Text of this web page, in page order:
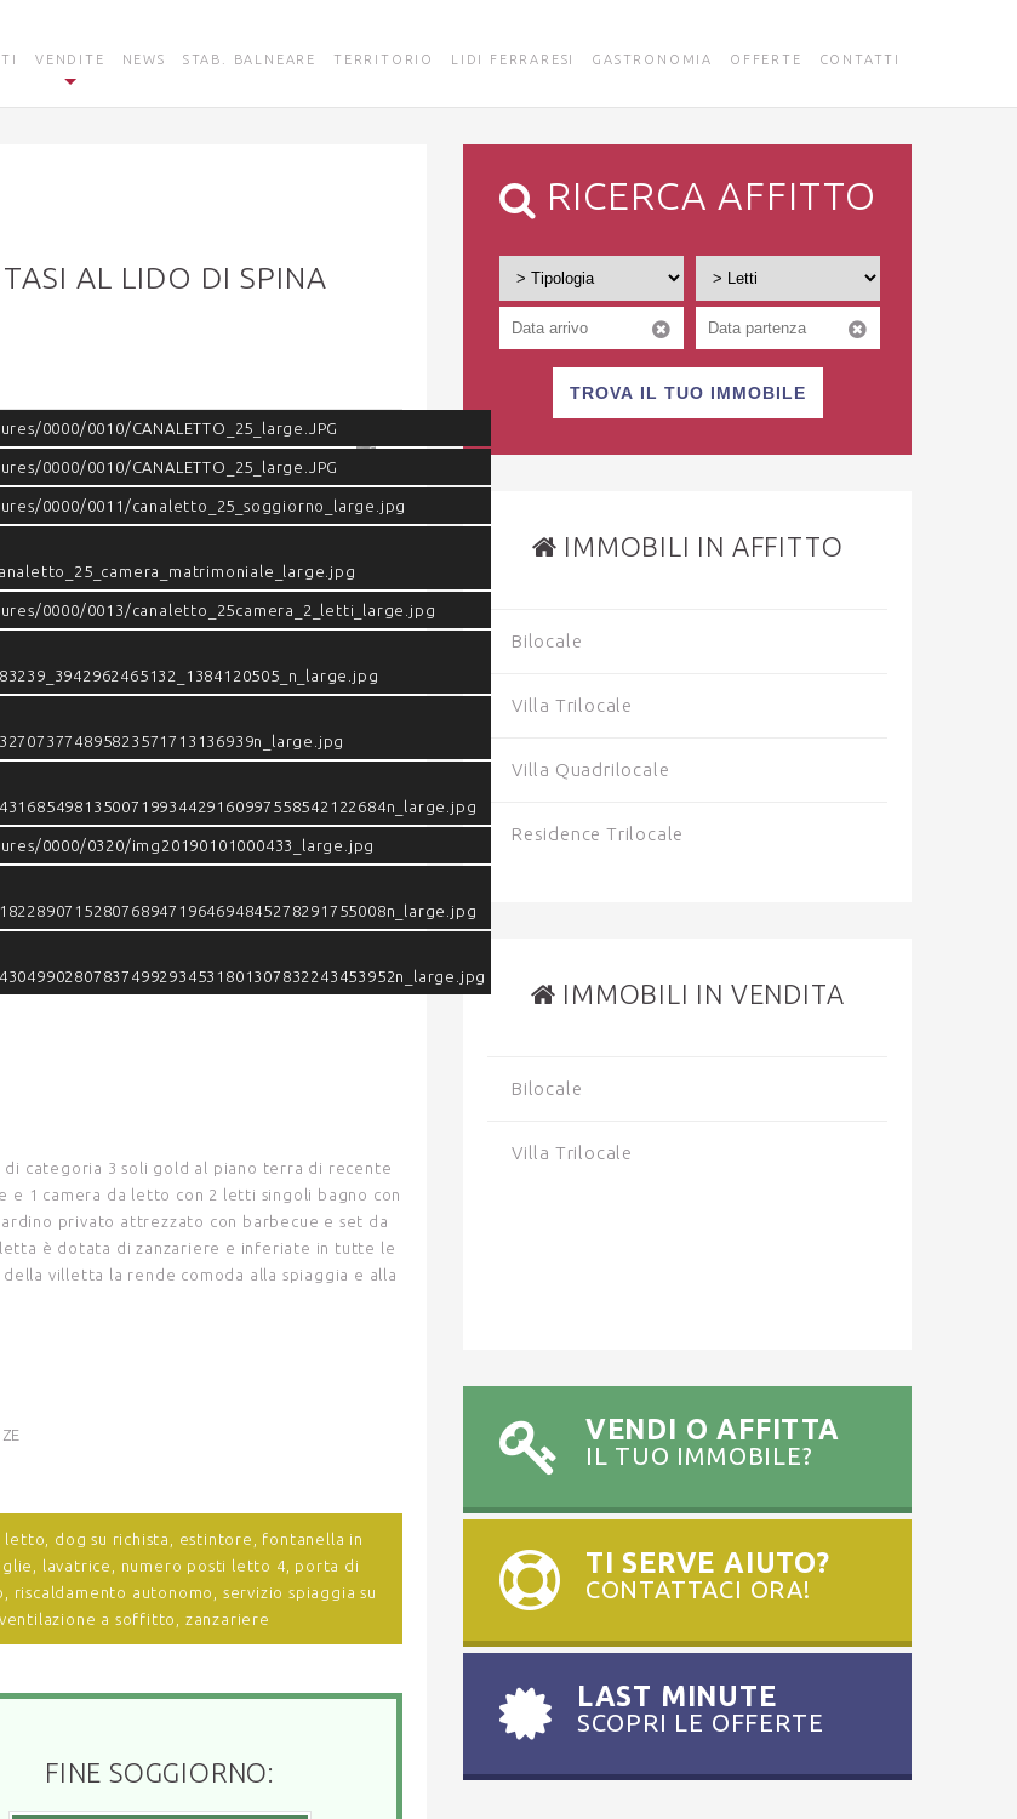
VENDITE NEWS STAB. BALNEARE TERRITORIO LIDI FERRARESI GASTRONOMIA OFFERTE CONTATTI
AL LIDO DI SPINA
0000/0010/CANALETTO_25_large.JPG
0000/0010/CANALETTO_25_large.JPG
0000/0011/canaletto_25_soggiorno_large.jpg
0000/0013/canaletto_25camera_2_letti_large.jpg
0000/0320/img20190101000433_large.jpg
categoria 3 soli gold al piano terra di recente
1 camera da letto con 2 letti singoli bagno con
privato attrezzato con barbecue e set da
è dotata di zanzariere e inferiate in tutte le
villetta la rende comoda alla spiaggia e alla
letto, dog su richista, estintore, fontanella in
lavatrice, numero posti letto 4, porta di
riscaldamento autonomo, servizio spiaggia su
ventilazione a soffitto, zanzariere
FINE SOGGIORNO:
RICERCA AFFITTO
TROVA IL TUO IMMOBILE
IMMOBILI IN AFFITTO
Bilocale
Villa Trilocale
Villa Quadrilocale
Residence Trilocale
IMMOBILI IN VENDITA
Bilocale
Villa Trilocale
VENDI O AFFITTA
IL TUO IMMOBILE?
TI SERVE AIUTO?
CONTATTACI ORA!
LAST MINUTE
SCOPRI LE OFFERTE